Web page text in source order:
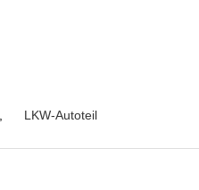
LKW-Autoteil